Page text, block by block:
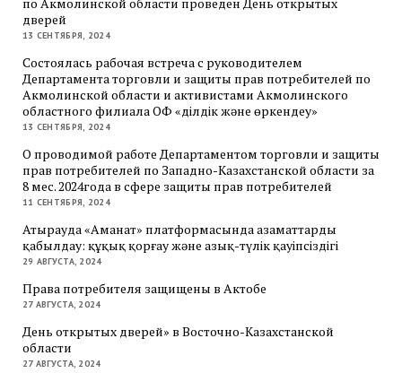
дверей
13 СЕНТЯБРЯ, 2024
Состоялась рабочая встреча с руководителем
Департамента торговли и защиты прав потребителей по
Акмолинской области и активистами Акмолинского
областного филиала ОФ «Әділдік және өркендеу»
13 СЕНТЯБРЯ, 2024
О проводимой работе Департаментом торговли и защиты
прав потребителей по Западно-Казахстанской области за
8 мес. 2024года в сфере защиты прав потребителей
11 СЕНТЯБРЯ, 2024
Атырауда «Аманат» платформасында азаматтарды
қабылдау: құқық қорғау және азық-түлік қауіпсіздігі
29 АВГУСТА, 2024
Права потребителя защищены в Актобе
27 АВГУСТА, 2024
День открытых дверей» в Восточно-Казахстанской
области
27 АВГУСТА, 2024